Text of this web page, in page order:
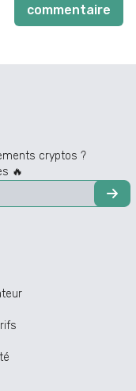
commentaire
cryptos ?
🔥